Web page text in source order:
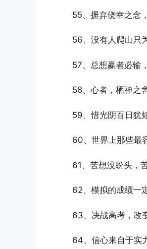
55、摒弃侥幸之念
56、没有人爬山只
57、总想赢者必输
58、心者，栖神之
59、惜光阴百日犹
60、世界上那些最
61、苦想没盼头，
62、模拟的成绩一
63、决战高考，改
64、信心来自于实